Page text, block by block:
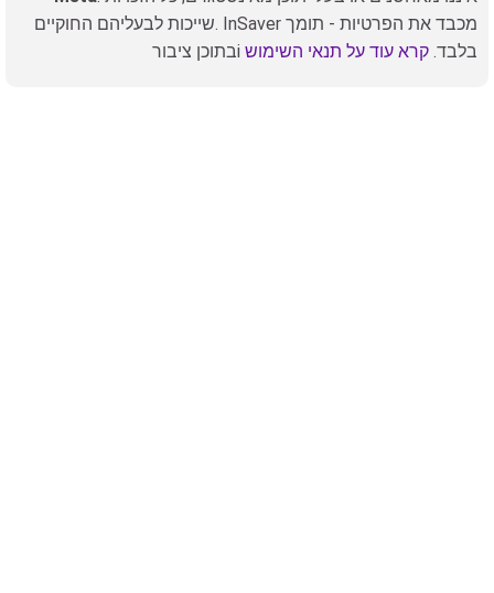
שייכות לבעליהם החוקיים. InSaver מכבד את הפרטיות - תומך
בתוכן ציבורi בלבד. קרא עוד על תנאי השימוש